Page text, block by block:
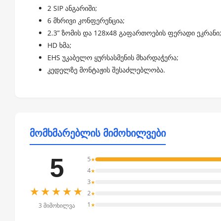
2 SIP ანგარიში;
6 მხრივი კონფერენცია;
2.3” ზომის და 128x48 გაფართოების ფერადი ეკრანი;
HD ხმა;
EHS უკაბელო ყურსასმენის მხარდაჭერა;
კედელზე მონტაჟის შესაძლებლობა.
მომხმარებლის მიმოხილვები
5
★★★★★
3 მიმოხილვა
5★
4★
3★
2★
1 ★